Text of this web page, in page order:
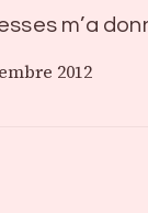
m’a
2012